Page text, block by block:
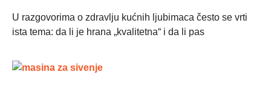
U razgovorima o zdravlju kućnih ljubimaca često se vrti
ista tema: da li je hrana „kvalitetna“ i da li pas